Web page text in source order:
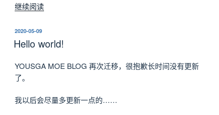
继续阅读“CHINA!”
发
布
于
2020-05-09
Hello world!
YOUSGA MOE BLOG 再次迁移，很抱歉长时间没有更新
了。
我以后会尽量多更新一点的……